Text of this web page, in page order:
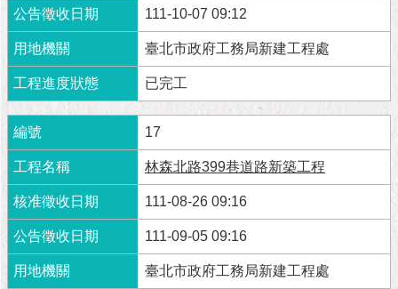
111-10-07 09:12
臺北市政府工務局新建工程處
已完工
17
林森北路399巷道路新築工程
111-08-26 09:16
111-09-05 09:16
臺北市政府工務局新建工程處